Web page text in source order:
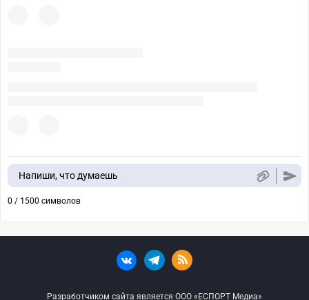
Напиши, что думаешь
0 / 1500 символов
Разработчиком сайта является ООО «ЕСПОРТ Медиа»